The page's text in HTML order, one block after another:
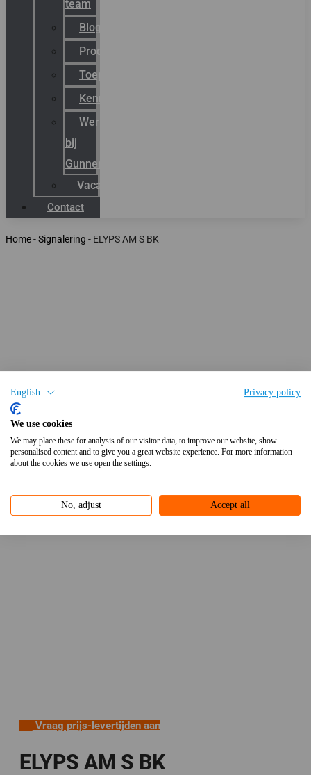
English Privacy policy
We use cookies
We may place these for analysis of our visitor data, to improve our website, show
personalised content and to give you a great website experience. For more information
about the cookies we use open the settings.
No, adjust Accept all
team
Blog
Productnieuws
Toepassingen
Kenniscentrum
Werken
bij
Gunneman
Vacatures
Contact
Home-Signalering - ELYPS AM S BK
Vraag prijs-levertijden aan
ELYPS AM S BK